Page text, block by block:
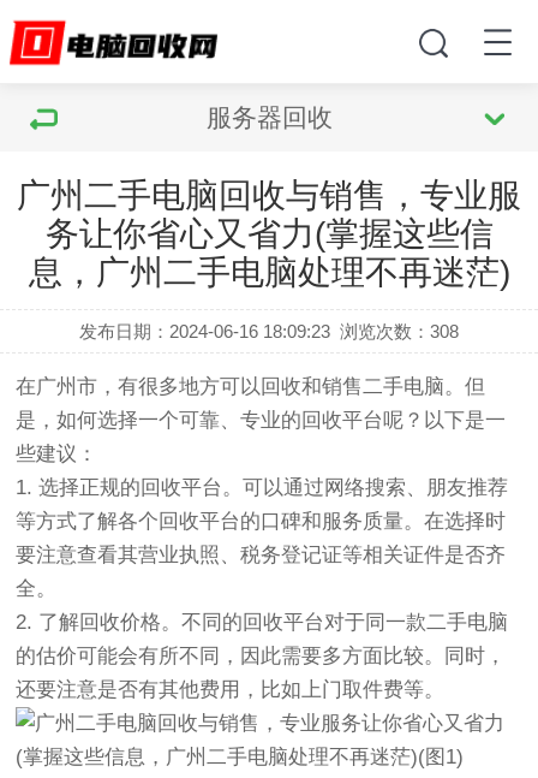
服务器回收
广州二手电脑回收与销售，专业服
务让你省心又省力(掌握这些信
息，广州二手电脑处理不再迷茫)
发布日期：2024-06-16 18:09:23 浏览次数：308
在广州市，有很多地方可以回收和销售二手电脑。但
是，如何选择一个可靠、专业的回收平台呢？以下是一
些建议：
1. 选择正规的回收平台。可以通过网络搜索、朋友推荐
等方式了解各个回收平台的口碑和服务质量。在选择时
要注意查看其营业执照、税务登记证等相关证件是否齐
全。
2. 了解回收价格。不同的回收平台对于同一款二手电脑
的估价可能会有所不同，因此需要多方面比较。同时，
还要注意是否有其他费用，比如上门取件费等。